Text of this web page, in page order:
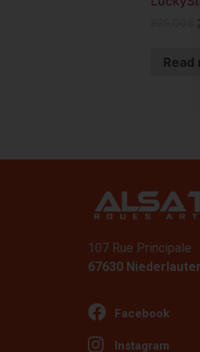
Read
107 Rue Principale
67630
Facebook
Instagram